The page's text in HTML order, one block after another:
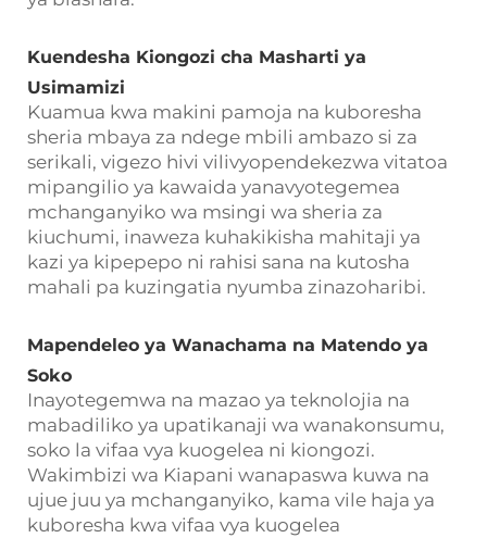
Kuendesha Kiongozi cha Masharti ya
Usimamizi
Kuamua kwa makini pamoja na kuboresha
sheria mbaya za ndege mbili ambazo si za
serikali, vigezo hivi vilivyopendekezwa vitatoa
mipangilio ya kawaida yanavyotegemea
mchanganyiko wa msingi wa sheria za
kiuchumi, inaweza kuhakikisha mahitaji ya
kazi ya kipepepo ni rahisi sana na kutosha
mahali pa kuzingatia nyumba zinazoharibi.
Mapendeleo ya Wanachama na Matendo ya
Soko
Inayotegemwa na mazao ya teknolojia na
mabadiliko ya upatikanaji wa wanakonsumu,
soko la vifaa vya kuogelea ni kiongozi.
Wakimbizi wa Kiapani wanapaswa kuwa na
ujue juu ya mchanganyiko, kama vile haja ya
kuboresha kwa vifaa vya kuogelea